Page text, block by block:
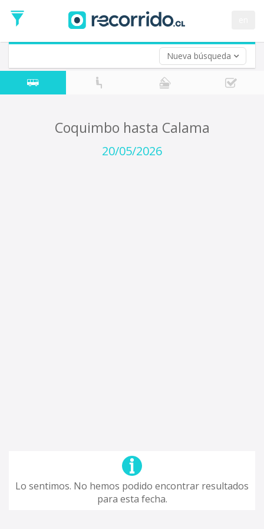
Nueva búsqueda
de
Ida
Vuelta (opcional)
Fecha
de
Coquimbo hasta Calama
20/05/2026
Lo sentimos. No hemos podido encontrar resultados
para esta fecha.